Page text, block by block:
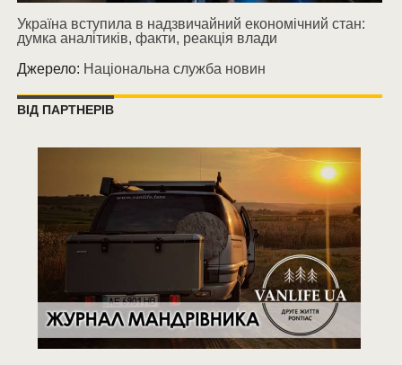
Україна вступила в надзвичайний економічний стан:
думка аналітиків, факти, реакція влади
Джерело: Національна служба новин
ВІД ПАРТНЕРІВ